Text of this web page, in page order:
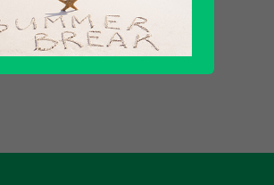
Scopri tutti i prodotti